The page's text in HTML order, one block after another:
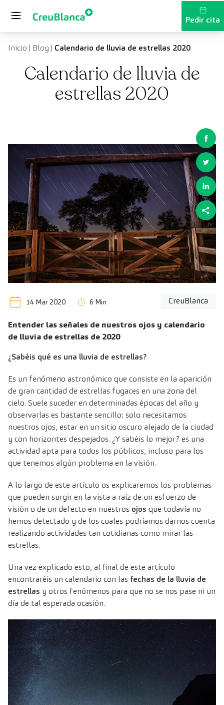
Pedir cita
Inicio | Blog | Calendario de lluvia de estrellas 2020
Calendario de lluvia de
estrellas 2020
14 Mar 2020 6 Min CreuBlanca
Entender las señales de nuestros ojos y calendario
de lluvia de estrellas de 2020
¿Sabéis qué es una lluvia de estrellas?
Es un fenómeno astronómico que consiste en la aparición
de gran cantidad de estrellas fugaces en una zona del
cielo. Suele suceder en determinadas épocas del año y
observarlas es bastante sencillo: solo necesitamos
nuestros ojos, estar en un sitio oscuro alejado de la ciudad
y con horizontes despejados. ¿Y sabéis lo mejor? es una
actividad apta para todos los públicos, incluso para los
que tenemos algún problema en la visión.
A lo largo de este artículo os explicaremos los problemas
que pueden surgir en la vista a raíz de un esfuerzo de
visión o de un defecto en nuestros ojos que todavía no
hemos detectado y de los cuales podríamos darnos cuenta
realizando actividades tan cotidianas como mirar las
estrellas.
Una vez explicado esto, al final de este artículo
encontraréis un calendario con las fechas de la lluvia de
estrellas y otros fenómenos para que no se nos pase ni un
día de tal esperada ocasión.